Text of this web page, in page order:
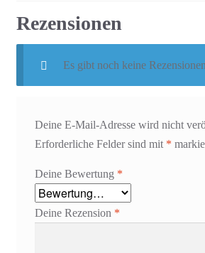
Rezensionen
Es gibt noch keine
Deine E-Mail-Adresse wird nicht
Erforderliche Felder sind mit *
Deine Bewertung *
Deine Rezension *